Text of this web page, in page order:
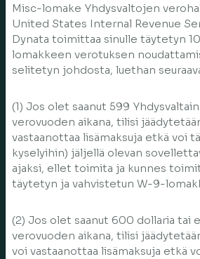
Misc-lomake Yhdysvaltojen
United States Internal Revenue
Dynata toimittaa sinulle täytetyn
lomakkeen verotuksen
selitetyn johdosta, luethan
(1) Jos olet saanut 599
verovuoden aikana, tilisi
vastaanottaa lisämaksuja etkä voi
kyselyihin) jäljellä olevan
ajaksi, ellet toimita ja kunnes
täytetyn ja vahvistetun W-9-
(2) Jos olet saanut 600 dollaria tai
verovuoden aikana, tilisi
voi vastaanottaa lisämaksuja etkä